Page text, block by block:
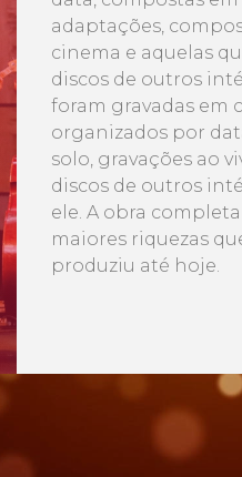
adaptações,
cinema e aquelas
discos de outros
foram gravadas em
organizados por
solo, gravações ao
discos de outros
ele. A obra
maiores riquezas
produziu até hoje.